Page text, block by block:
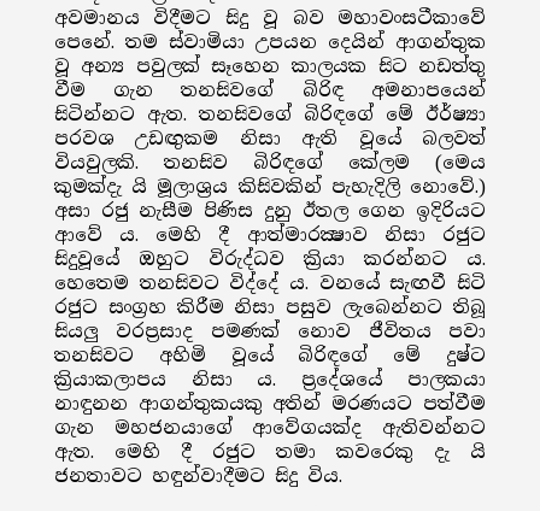
අවමානය විදීමට සිදු වූ බව මහාවංසටීකාවේ
පෙනේ. තම ස්වාමියා උපයන දෙයින් ආගන්තුක
වූ අන්‍ය පවුලක් සෑහෙන කාලයක සිට නඩත්තු
වීම ගැන තනසිවගේ බිරිඳ අමනාපයෙන්
සිටින්නට ඇත. තනසිවගේ බිරිඳගේ මේ ඊර්ෂ්‍යා
පරවශ උඩඟුකම නිසා ඇති වූයේ බලවත්
වියවුලකි. තනසිව බිරිඳගේ කේලම (මෙය
කුමක්දැ යි මූලාශ්‍රය කිසිවකින් පැහැදිලි නොවේ.)
අසා රජු නැසීම පිණිස දුනු ඊතල ගෙන ඉදිරියට
ආවේ ය. මෙහි දී ආත්මාරක්‍ෂාව නිසා රජුට
සිදුවූයේ ඔහුට විරුද්ධව ක්‍රියා කරන්නට ය.
හෙතෙම තනසිවට විද්දේ ය. වනයේ සැඟවී සිටි
රජුට සංග්‍රහ කිරීම නිසා පසුව ලැබෙන්නට තිබූ
සියලු වරප්‍රසාද පමණක් නොව ජීවිතය පවා
තනසිවට අහිමි වූයේ බිරිඳගේ මේ දුෂ්ට
ක්‍රියාකලාපය නිසා ය. ප්‍රදේශයේ පාලකයා
නාඳුනන ආගන්තුකයකු අතින් මරණයට පත්වීම
ගැන මහජනයාගේ ආවේගයක්ද ඇතිවන්නට
ඇත. මෙහි දී රජුට තමා කවරෙකු දැ යි
ජනතාවට හඳුන්වාදීමට සිදු විය.